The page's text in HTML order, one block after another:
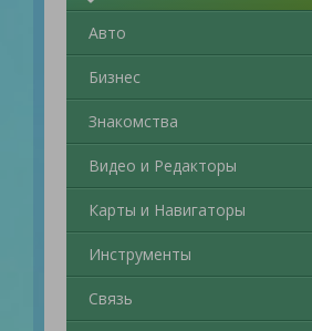
Авто
Бизнес
Знакомства
Видео и Редакторы
Карты и Навигаторы
Инструменты
Связь